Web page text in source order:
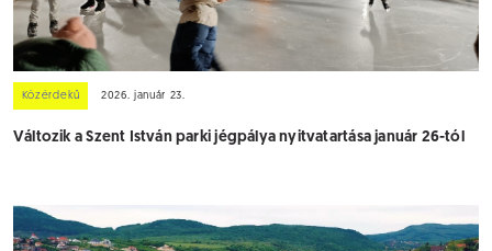
Közérdekű 2026. január 23.
Változik a Szent István parki jégpálya nyitvatartása január 26-tól